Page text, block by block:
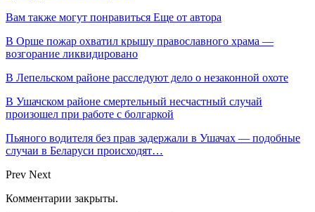
Вам также могут понравиться Еще от автора
В Орше пожар охватил крышу православного храма —
возгорание ликвидировано
В Лепельском районе расследуют дело о незаконной охоте
В Ушачском районе смертельный несчастный случай
произошел при работе с болгаркой
Пьяного водителя без прав задержали в Ушачах — подобные
случаи в Беларуси происходят…
Prev Next
Комментарии закрыты.